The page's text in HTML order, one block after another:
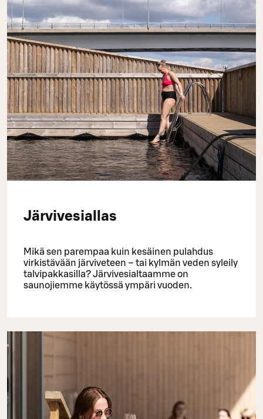
Järvivesiallas
Mikä sen parempaa kuin kesäinen pulahdus
virkistävään järviveteen – tai kylmän veden syleily
talvipakkasilla? Järvivesialtaamme on
saunojiemme käytössä ympäri vuoden.